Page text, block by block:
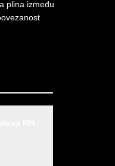
plina između